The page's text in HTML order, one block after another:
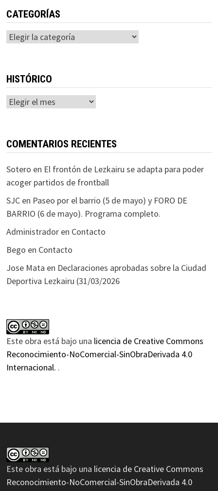
CATEGORÍAS
Categorías
HISTÓRICO
Histórico
COMENTARIOS RECIENTES
Sotero en El frontón de Lezkairu se adapta para poder
acoger partidos de frontball
SJCen Paseo por el barrio (5 de mayo) y FORO DE
BARRIO (6 de mayo). Programa completo.
Administradoren Contacto
Bego en Contacto
Jose Mata en Declaraciones aprobadas sobre la Ciudad
Deportiva Lezkairu (31/03/2026
Este obra está bajo una licencia de Creative Commons
Reconocimiento-NoComercial-SinObraDerivada 4.0
Internacional. .
Este obra está bajo una licencia de Creative Commons
Reconocimiento-NoComercial-SinObraDerivada 4.0